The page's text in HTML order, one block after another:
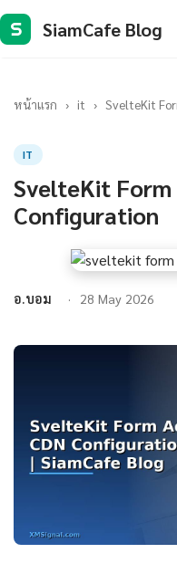
S SiamCafe Blog
หน้าแรก › it › SvelteKit
IT
SvelteKit Form
Configuration
อ.บอม 28 May 2026